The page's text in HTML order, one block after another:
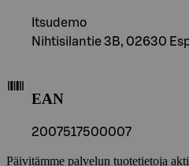
Itsudemo
Nihtisilantie 3B, 02630
EAN
2007517500007
Päivitämme palvelun tuotetietoja